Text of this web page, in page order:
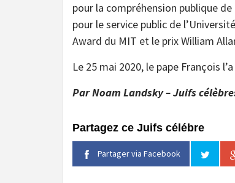
pour la compréhension publique
pour le service public de
Award du MIT et le prix William
Le 25 mai 2020, le pape François
Par Noam Landsky – Juifs
Partagez ce Juifs célébre
Partager via Facebook